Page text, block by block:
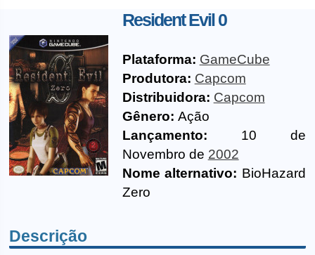
Resident Evil 0
Plataforma: GameCube
Produtora: Capcom
Distribuidora: Capcom
Gênero: Ação
Lançamento: 10 de
Novembro de 2002
Nome alternativo: BioHazard
Zero
Descrição